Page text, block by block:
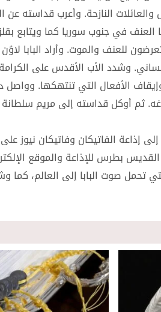
النازحة. وأعرب قداسته
العنف في جنوب سوريا كما
للعنف والموت. وأراد البابا
وشدد الأب الأقدس على
الأفعال التي تنتهكها.
أوكل قداسته إلى مريم سلطانة
إذاعة الفاتيكان وفاتيكان نيوز
بطرس للإذاعة والموقع
تحمل صوت البابا إلى العالم،